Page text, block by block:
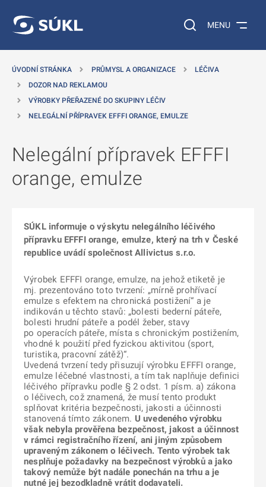
Vyhledávání na
MENU
ÚVODNÍ STRÁNKA PRŮMYSL A ORGANIZACE
LÉČIVA
DOZOR NAD REKLAMOU
VÝROBKY PŘEŘAZENÉ DO SKUPINY LÉČIV
NELEGÁLNÍ PŘÍPRAVEK EFFFI ORANGE, EMULZE
Nelegální přípravek EFFFI
orange, emulze
SÚKL informuje o výskytu nelegálního léčivého
přípravku EFFFI orange, emulze, který na trh v České
republice uvádí společnost Allivictus s.r.o.
Výrobek EFFFI orange, emulze, na jehož etiketě je
mj. prezentováno toto tvrzení: „mírně prohřívací
emulze s efektem na chronická postižení“ a je
indikován u těchto stavů: „bolesti bederní páteře,
bolesti hrudní páteře a podél žeber, stavy
po operacích páteře, místa s chronickým postižením,
vhodné k použití před fyzickou aktivitou (sport,
turistika, pracovní zátěž)“.
Uvedená tvrzení tedy přisuzují výrobku EFFFI orange,
emulze léčebné vlastnosti, a tím tak naplňuje definici
léčivého přípravku podle § 2 odst. 1 písm. a) zákona
o léčivech, což znamená, že musí tento produkt
splňovat kritéria bezpečnosti, jakosti a účinnosti
stanovená tímto zákonem. U uvedeného výrobku
však nebyla prověřena bezpečnost, jakost a účinnost
v rámci registračního řízení, ani jiným způsobem
upraveným zákonem o léčivech. Tento výrobek tak
nesplňuje požadavky na bezpečnost výrobků a jako
takový nemůže být nadále ponechán na trhu a je
nutné jej bezodkladně vrátit dodavateli.